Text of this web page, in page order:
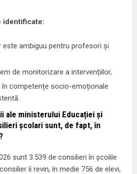
identificate:
este ambiguu pentru profesori și
de monitorizare a intervențiilor,
în competențe socio-emoționale
ale ministerului Educației și
școlari sunt, de fapt, în
sunt 3.539 de consilieri în școlile
îi revin, în medie 756 de elevi,